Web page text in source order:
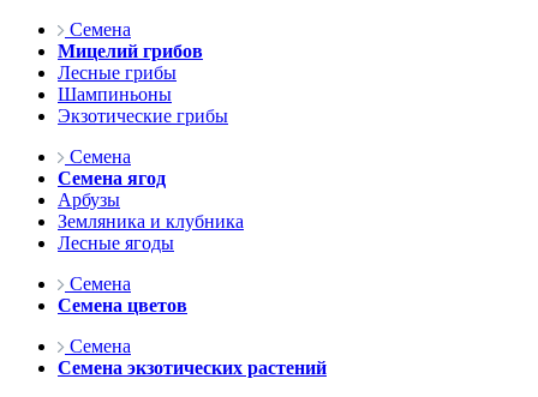
Семена
Мицелий грибов
Лесные грибы
Шампиньоны
Экзотические грибы
Семена
Семена ягод
Арбузы
Земляника и клубника
Лесные ягоды
Семена
Семена цветов
Семена
Семена экзотических растений